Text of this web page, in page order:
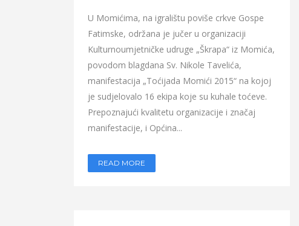
U Momićima, na igralištu poviše crkve Gospe
Fatimske, održana je jučer u organizaciji
Kulturnoumjetničke udruge „Škrapa“ iz Momića,
povodom blagdana Sv. Nikole Tavelića,
manifestacija „Toćijada Momići 2015“ na kojoj
je sudjelovalo 16 ekipa koje su kuhale toćeve.
Prepoznajući kvalitetu organizacije i značaj
manifestacije, i Općina...
READ MORE